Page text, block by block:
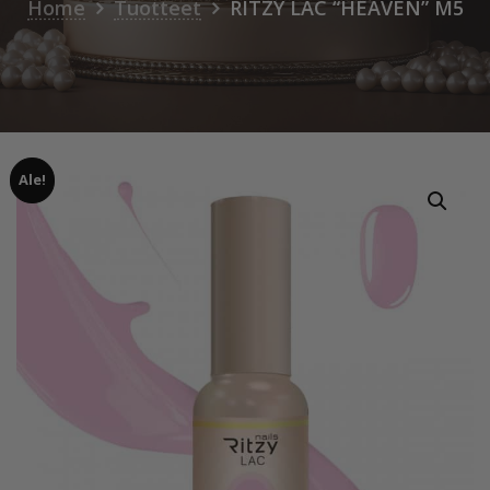
Home Tuotteet RITZY LAC “HEAVEN” M5
Ale!